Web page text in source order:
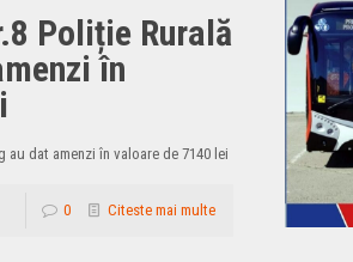
Poliție Rurală
în
dat amenzi în valoare de 7140 lei
0 Citeste mai multe